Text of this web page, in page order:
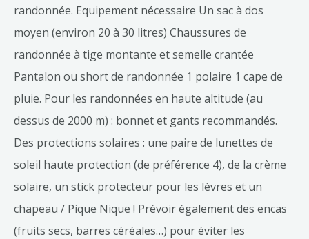
randonnée. Equipement nécessaire Un sac à dos
moyen (environ 20 à 30 litres) Chaussures de
randonnée à tige montante et semelle crantée
Pantalon ou short de randonnée 1 polaire 1 cape de
pluie. Pour les randonnées en haute altitude (au
dessus de 2000 m) : bonnet et gants recommandés.
Des protections solaires : une paire de lunettes de
soleil haute protection (de préférence 4), de la crème
solaire, un stick protecteur pour les lèvres et un
chapeau / Pique Nique ! Prévoir également des encas
(fruits secs, barres céréales…) pour éviter les